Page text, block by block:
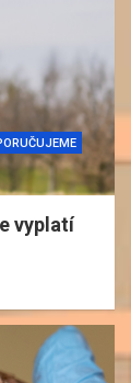
vyplatí